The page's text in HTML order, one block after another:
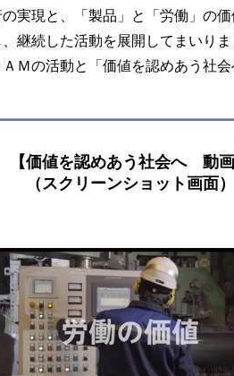
実現と、「製品」と「労働」の価
継続した活動を展開してまいりま
Ｍの活動と「価値を認めあう社
【価値を認めあう社会へ 動画
（スクリーンショット画面）